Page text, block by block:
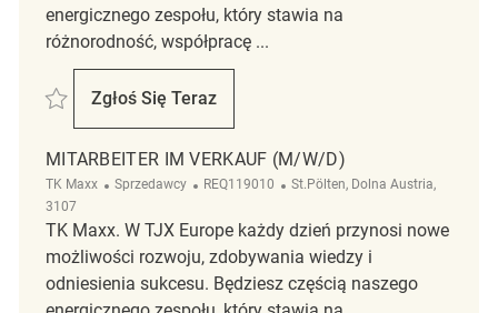
energicznego zespołu, który stawia na
różnorodność, współpracę ...
Zapisać Mitarbeiter im Verkauf m/w/d REQ126207
Zgłoś Się Teraz
Mitarbeiter Im Verkauf M/w/d
MITARBEITER IM VERKAUF (M/W/D)
TK Maxx Kategoria
Sprzedawcy ReqId
REQ119010 Lokalizacja
St.Pölten, Dolna Austria,
3107
TK Maxx. W TJX Europe każdy dzień przynosi nowe
możliwości rozwoju, zdobywania wiedzy i
odniesienia sukcesu. Będziesz częścią naszego